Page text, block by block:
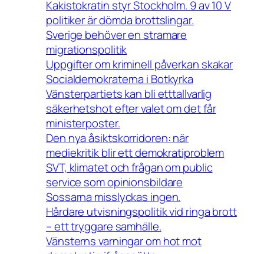
Kakistokratin styr Stockholm. 9 av 10 V
politiker är dömda brottslingar.
Sverige behöver en stramare
migrationspolitik
Uppgifter om kriminell påverkan skakar
Socialdemokraterna i Botkyrka
Vänsterpartiets kan bli etttallvarlig
säkerhetshot efter valet om det får
ministerposter.
Den nya åsiktskorridoren: när
mediekritik blir ett demokratiproblem
SVT, klimatet och frågan om public
service som opinionsbildare
Sossarna misslyckas ingen.
Hårdare utvisningspolitik vid ringa brott
– ett tryggare samhälle.
Vänsterns varningar om hot mot